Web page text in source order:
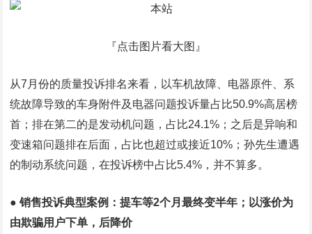
『点击图片看大图』
从7月份的质量投诉排名来看，以车机故障、电器原件、系
统故障导致的车身附件及电器问题投诉量占比50.9%高居榜
首；排在第二的是发动机问题，占比24.1%；之后是异响和
变速箱问题排在后面，占比也超过或接近10%；孙先生遭遇
的制动系统问题，在投诉榜中占比5.4%，并不算多。
● 销售投诉典型案例：提车等2个月最终变半年；以涨价为
由欺骗用户下单，后降价